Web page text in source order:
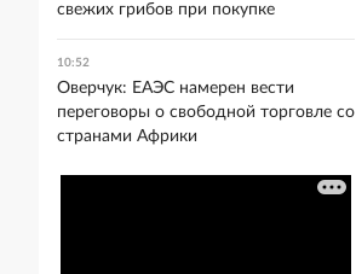
свежих грибов при покупке
10:52
Оверчук: ЕАЭС намерен вести
переговоры о свободной торговле со
странами Африки